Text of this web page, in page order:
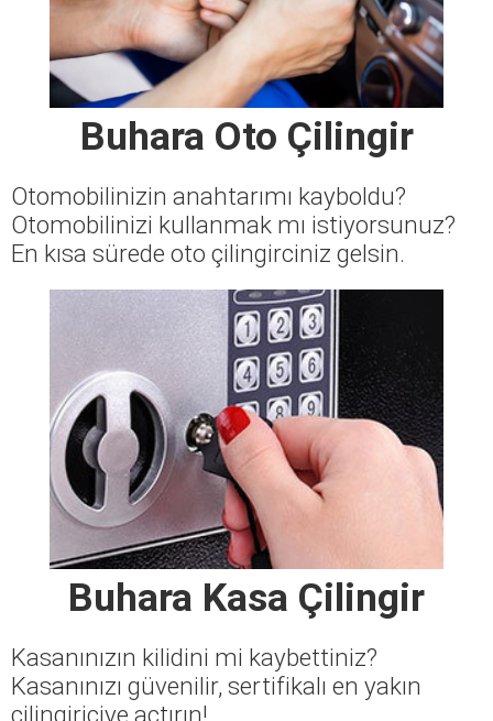
Buhara Oto Çilingir
Otomobilinizin anahtarımı kayboldu?
Otomobilinizi kullanmak mı istiyorsunuz?
En kısa sürede oto çilingirciniz gelsin.
Buhara Kasa Çilingir
Kasanınızın kilidini mi kaybettiniz?
Kasanınızı güvenilir, sertifikalı en yakın
çilingiriciye açtırın!